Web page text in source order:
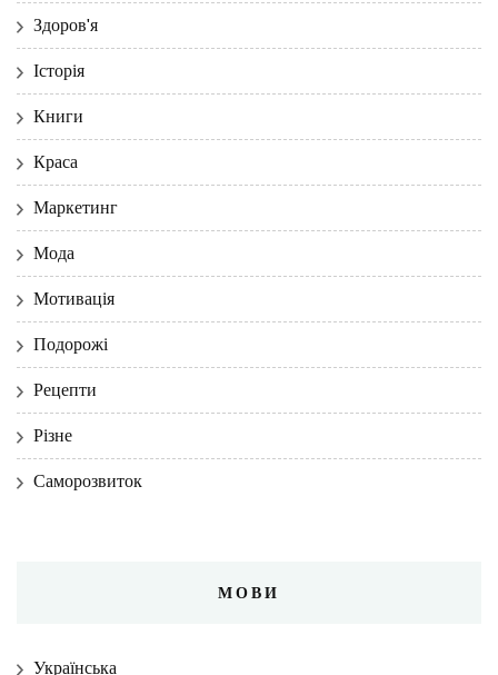
Здоров'я
Історія
Книги
Краса
Маркетинг
Мода
Мотивація
Подорожі
Рецепти
Різне
Саморозвиток
МОВИ
Українська